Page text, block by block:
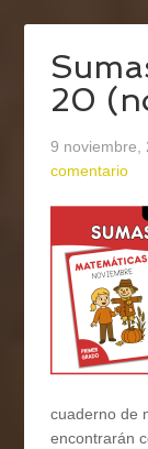
20
9 noviembre,
comentario
cuaderno de
encontrarán